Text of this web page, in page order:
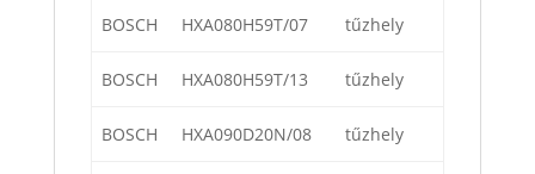
BOSCH HXA080H59T/07 tűzhely
BOSCH HXA080H59T/13 tűzhely
BOSCH HXA090D20N/08 tűzhely